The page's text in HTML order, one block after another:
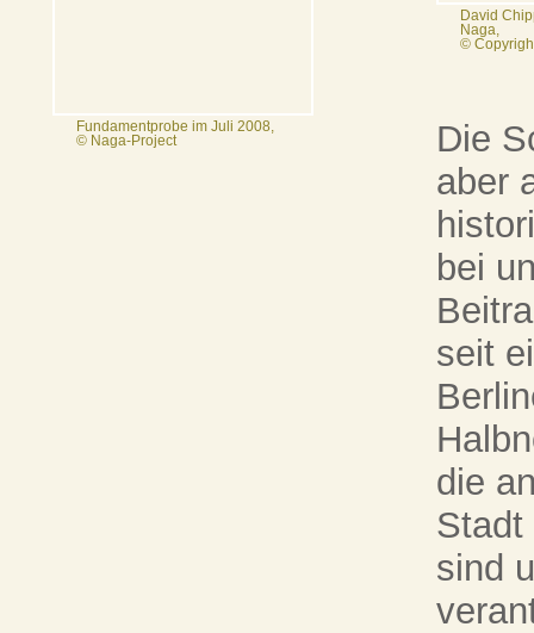
Fundamentprobe im Juli 2008,
© Naga-Project
David
Naga,
©
Die
aber
bei
seit
die
Stadt
sind